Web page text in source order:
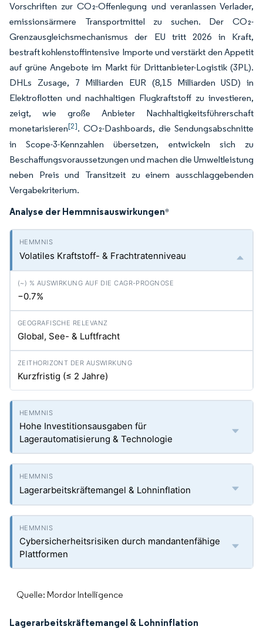
Vorschriften zur CO₂-Offenlegung und veranlassen Verlader,
emissionsärmere Transportmittel zu suchen. Der CO₂-
Grenzausgleichsmechanismus der EU tritt 2026 in Kraft,
bestraft kohlenstoffintensive Importe und verstärkt den Appetit
auf grüne Angebote im Markt für Drittanbieter-Logistik (3PL).
DHLs Zusage, 7 Milliarden EUR (8,15 Milliarden USD) in
Elektroflotten und nachhaltigen Flugkraftstoff zu investieren,
zeigt, wie große Anbieter Nachhaltigkeitsführerschaft
monetarisieren[2]. CO₂-Dashboards, die Sendungsabschnitte
in Scope-3-Kennzahlen übersetzen, entwickeln sich zu
Beschaffungsvoraussetzungen und machen die Umweltleistung
neben Preis und Transitzeit zu einem ausschlaggebenden
Vergabekriterium.
Analyse der Hemmnisauswirkungen*
Volatiles Kraftstoff- & Frachtratenniveau
−0.7%
Global, See- & Luftfracht
Kurzfristig (≤ 2 Jahre)
Hohe Investitionsausgaben für
Lagerautomatisierung & Technologie
Lagerarbeitskräftemangel & Lohninflation
Cybersicherheitsrisiken durch mandantenfähige
Plattformen
Quelle: Mordor Intelligence
Lagerarbeitskräftemangel & Lohninflation